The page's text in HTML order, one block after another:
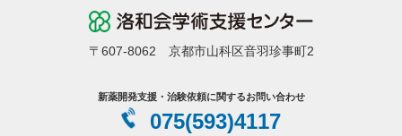
〒607-8062 京都市山科区音羽珍事町2
新薬開発支援・治験依頼に関するお問い合わせ
075(593)4117